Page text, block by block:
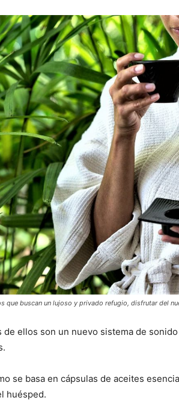
que buscan un lujoso y privado refugio, disfrutar del
de ellos son un nuevo sistema de
se basa en cápsulas de aceites
huésped.